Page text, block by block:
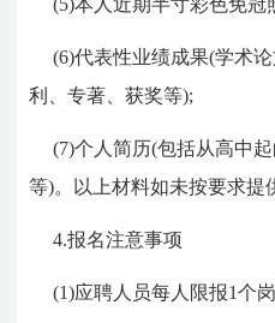
(6)代表性业绩成果(学术
利、专著、获奖等);
(7)个人简历(包括从高中
等)。以上材料如未按要求提
4.报名注意事项
(1)应聘人员每人限报1个